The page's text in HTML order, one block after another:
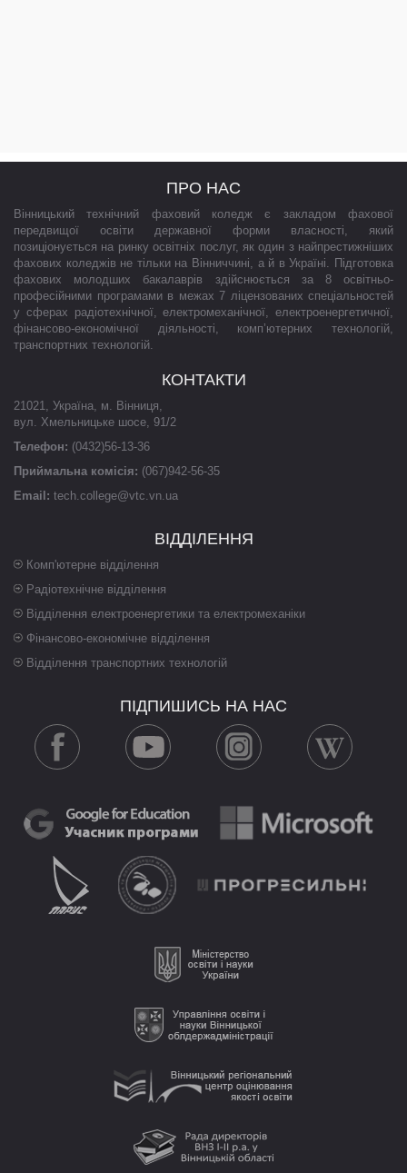
ПРО НАС
Вінницький технічний фаховий коледж є закладом фахової
передвищої освіти державної форми власності, який
позиціонується на ринку освітніх послуг, як один з найпрестижніших
фахових коледжів не тільки на Вінниччині, а й в Україні. Підготовка
фахових молодших бакалаврів здійснюється за 8 освітньо-
професійними програмами в межах 7 ліцензованих спеціальностей
у сферах радіотехнічної, електромеханічної, електроенергетичної,
фінансово-економічної діяльності, комп’ютерних технологій,
транспортних технологій.
КОНТАКТИ
21021, Україна, м. Вінниця,
вул. Хмельницьке шосе, 91/2
Телефон: (0432)56-13-36
Приймальна комісія: (067)942-56-35
Email: tech.college@vtc.vn.ua
ВІДДІЛЕННЯ
Комп'ютерне відділення
Радіотехнічне відділення
Відділення електроенергетики та електромеханіки
Фінансово-економічне відділення
Відділення транспортних технологій
ПІДПИШИСЬ НА НАС